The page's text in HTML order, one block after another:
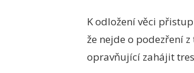
K odložení věci
že nejde o podezření
opravňující zahájit